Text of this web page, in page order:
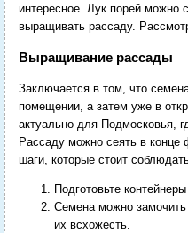
интересное. Лук порей можно
выращивать рассаду.
Выращивание рассады
Заключается в том, что
помещении, а затем уже в
актуально для Подмосковья,
Рассаду можно сеять в
шаги, которые стоит
Подготовьте
Семена можно
их всхожесть.